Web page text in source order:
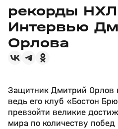
рекорды
Интервью
Орлова
Защитник Дмитрий Орлов
ведь его клуб «Бостон
превзойти великие
мира по количеству